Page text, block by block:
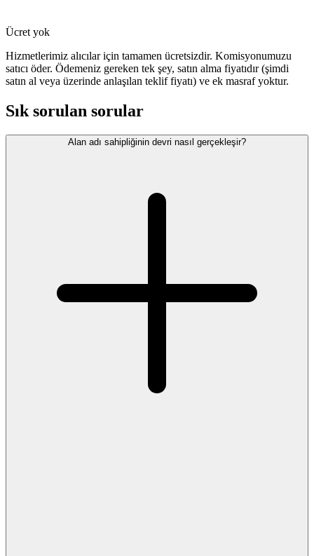
Ücret yok
Hizmetlerimiz alıcılar için tamamen ücretsizdir. Komisyonumuzu
satıcı öder. Ödemeniz gereken tek şey, satın alma fiyatıdır (şimdi
satın al veya üzerinde anlaşılan teklif fiyatı) ve ek masraf yoktur.
Sık sorulan sorular
Alan adı sahipliğinin devri nasıl gerçekleşir?